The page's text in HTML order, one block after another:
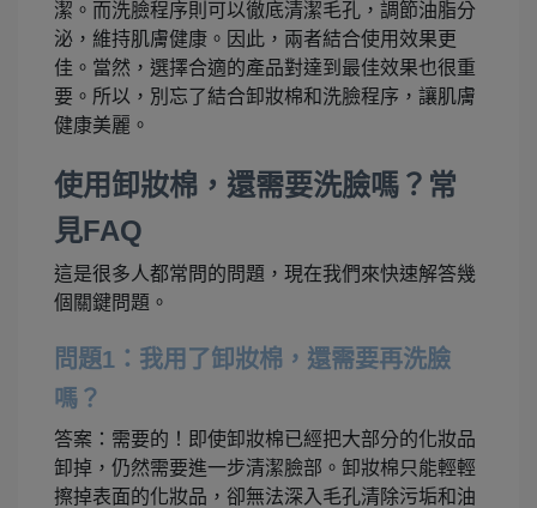
潔。而洗臉程序則可以徹底清潔毛孔，調節油脂分
泌，維持肌膚健康。因此，兩者結合使用效果更
佳。當然，選擇合適的產品對達到最佳效果也很重
要。所以，別忘了結合卸妝棉和洗臉程序，讓肌膚
健康美麗。
使用卸妝棉，還需要洗臉嗎？常
見FAQ
這是很多人都常問的問題，現在我們來快速解答幾
個關鍵問題。
問題1：我用了卸妝棉，還需要再洗臉
嗎？
答案：需要的！即使卸妝棉已經把大部分的化妝品
卸掉，仍然需要進一步清潔臉部。卸妝棉只能輕輕
擦掉表面的化妝品，卻無法深入毛孔清除污垢和油